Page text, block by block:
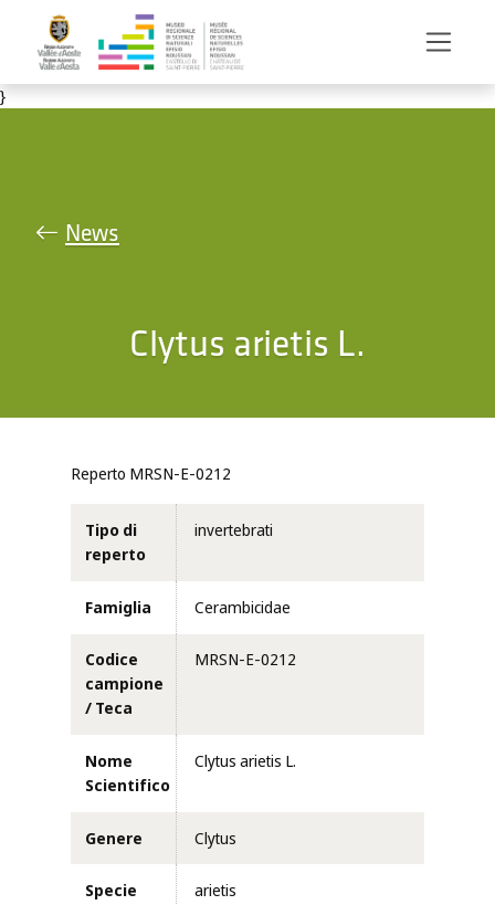
Salta al contenuto principale
}
News
Clytus arietis L.
Reperto MRSN-E-0212
Tipo di
reperto
invertebrati
Famiglia Cerambicidae
Codice
campione
/ Teca
MRSN-E-0212
Nome
Scientifico
Clytus arietis L.
Genere Clytus
Specie arietis